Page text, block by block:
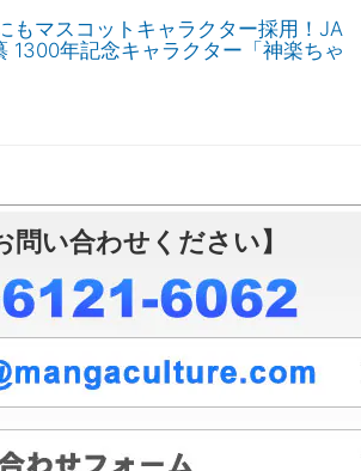
もマスコットキャラクター採用！JA
年記念キャラクター「神楽ちゃ
問い合わせください】